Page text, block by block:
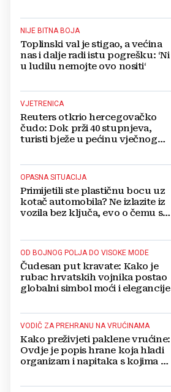
NIJE BITNA BOJA
Toplinski val je stigao, a većina
nas i dalje radi istu pogrešku: ‘Ni
u ludilu nemojte ovo nositi‘
VJETRENICA
Reuters otkrio hercegovačko
čudo: Dok prži 40 stupnjeva,
turisti bježe u pećinu vječnog
OPASNA SITUACIJA
Primijetili ste plastičnu bocu uz
kotač automobila? Ne izlazite iz
vozila bez ključa, evo o čemu se
OD BOJNOG POLJA DO VISOKE MODE
Čudesan put kravate: Kako je
rubac hrvatskih vojnika postao
globalni simbol moći i elegancije
VODIČ ZA PREHRANU NA VRUĆINAMA
Kako preživjeti paklene vrućine:
Ovdje je popis hrane koja hladi
organizam i napitaka s kojima si